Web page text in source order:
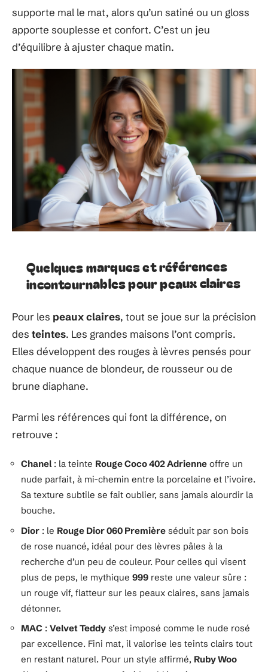
supporte mal le mat, alors qu’un satiné ou un gloss
apporte souplesse et confort. C’est un jeu
d’équilibre à ajuster chaque matin.
Quelques marques et références
incontournables pour peaux claires
Pour les peaux claires, tout se joue sur la précision
des teintes. Les grandes maisons l’ont compris.
Elles développent des rouges à lèvres pensés pour
chaque nuance de blondeur, de rousseur ou de
brune diaphane.
Parmi les références qui font la différence, on
retrouve :
Chanel: la teinte Rouge Coco 402 Adrienne offre un
nude parfait, à mi-chemin entre la porcelaine et l’ivoire.
Sa texture subtile se fait oublier, sans jamais alourdir la
bouche.
Dior : le Rouge Dior 060 Première séduit par son bois
de rose nuancé, idéal pour des lèvres pâles à la
recherche d’un peu de couleur. Pour celles qui visent
plus de peps, le mythique 999 reste une valeur sûre :
un rouge vif, flatteur sur les peaux claires, sans jamais
détonner.
MAC : Velvet Teddy s’est imposé comme le nude rosé
par excellence. Fini mat, il valorise les teints clairs tout
en restant naturel. Pour un style affirmé, Ruby Woo